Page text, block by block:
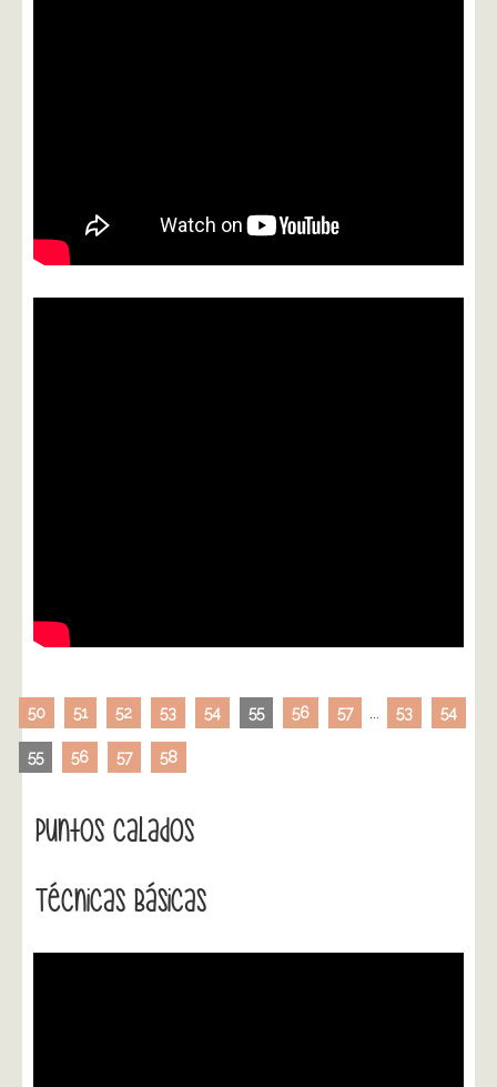
50 51 52 53 54 55 56 57 53 54
55 56 57 58
Puntos Calados
Técnicas Básicas